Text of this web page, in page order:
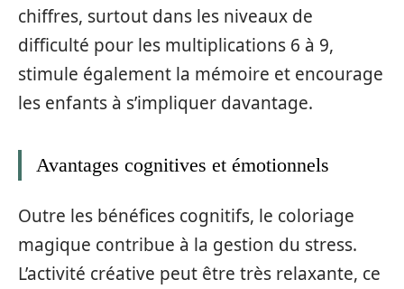
chiffres, surtout dans les niveaux de
difficulté pour les multiplications 6 à 9,
stimule également la mémoire et encourage
les enfants à s’impliquer davantage.
Avantages cognitives et émotionnels
Outre les bénéfices cognitifs, le coloriage
magique contribue à la gestion du stress.
L’activité créative peut être très relaxante, ce